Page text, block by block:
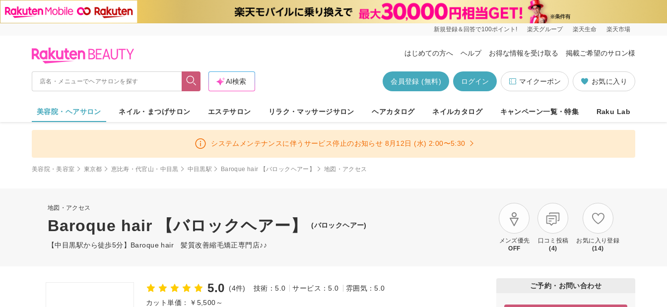
新規登録＆回答で100ポイント! 楽天グループ 楽天生命 楽天市場
はじめての方へ ヘルプ お得な情報を受け取る 掲載ご希望のサロン様
お気に入り
マイクーポン
ログイン
会員登録 (無料)
AI検索
美容院・ヘアサロン ネイル・まつげサロン エステサロン リラク・マッサージサロン ヘアカタログ ネイルカタログ キャンペーン一覧・特集 Raku Lab
システムメンテナンスに伴うサービス停止のお知らせ 8月12日 (水) 2:00〜5:30
美容院・美容室 東京都 恵比寿・代官山・中目黒 中目黒駅 Baroque hair 【バロックヘアー】 地図・アクセス
地図・アクセス
Baroque hair 【バロックヘアー】 (バロックヘアー)
【中目黒駅から徒歩5分】Baroque hair 髪質改善縮毛矯正専門店♪♪
メンズ優先
OFF
口コミ投稿
(4)
お気に入り登録
(14)
5.0 (4件) 技術：5.0 サービス：5.0
雰囲気：5.0
カット単価：
￥5,500～
ご予約・お問い合わせ